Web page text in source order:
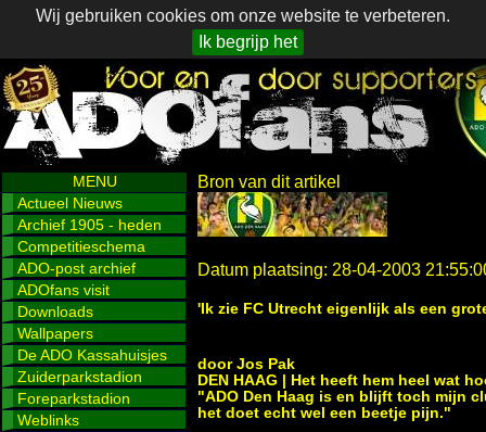
Wij gebruiken cookies om onze website te verbeteren.
Ik begrijp het
MENU
Actueel Nieuws
Archief 1905 - heden
Competitieschema
ADO-post archief
ADOfans visit
Downloads
Wallpapers
De ADO Kassahuisjes
Zuiderparkstadion
Foreparkstadion
Weblinks
Bron van dit artikel
Datum plaatsing: 28-04-2003
'Ik zie FC Utrecht eigenlijk als een
door Jos Pak
DEN HAAG | Het heeft hem heel wat
"ADO Den Haag is en blijft toch mijn
het doet echt wel een beetje pijn."